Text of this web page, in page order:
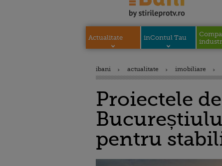
Actualitate inContul Tau
ibani actualitate imobiliare
Proiectele
pentru